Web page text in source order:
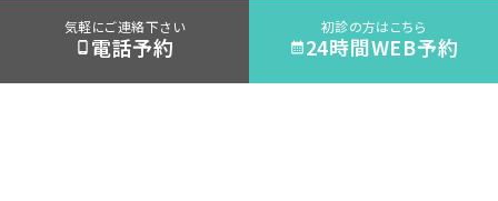
審美治療・
セラミック
根管治療
矯正歯科
気軽にご連絡下さい
電話予約
初診の方はこちら
24時間WEB予約